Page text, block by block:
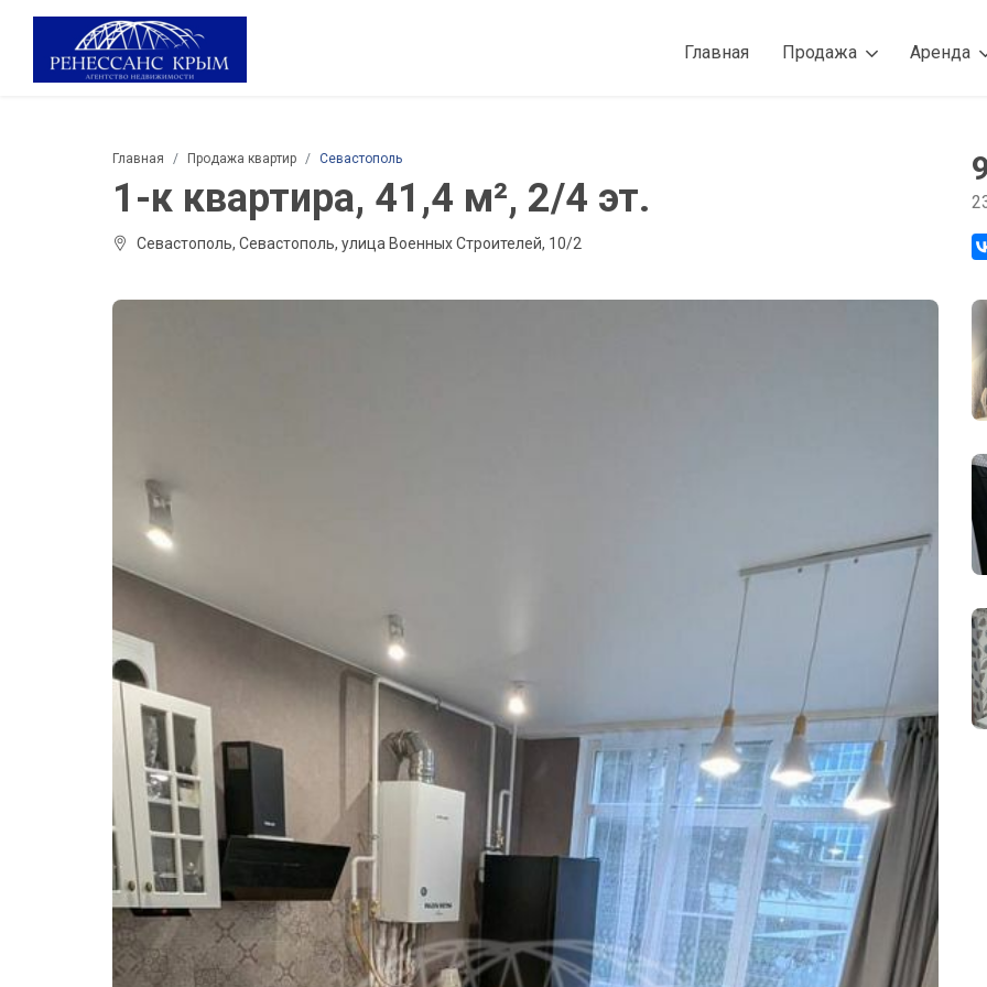
Главная Продажа Аренда
Главная Продажа квартир Севастополь
1-к квартира, 41,4 м², 2/4 эт.
Севастополь, Севастополь, улица Военных Строителей, 10/2